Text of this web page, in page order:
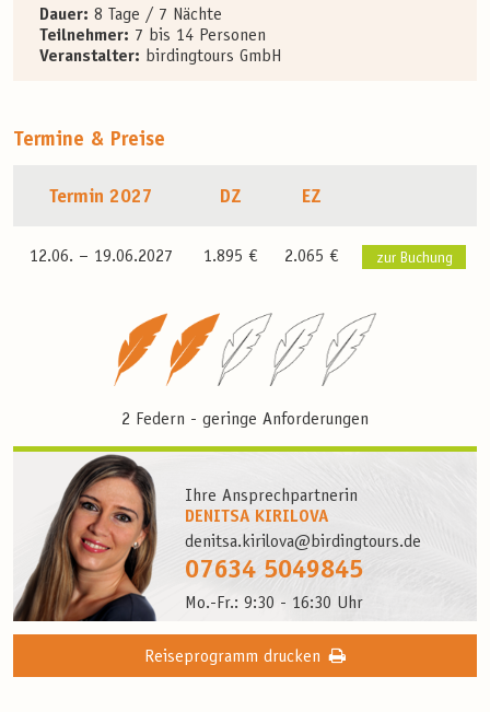
Dauer: 8 Tage / 7 Nächte
Teilnehmer: 7 bis 14 Personen
Veranstalter: birdingtours GmbH
Termine & Preise
Termin 2027 DZ EZ
12.06. – 19.06.2027 1.895 € 2.065 € zur Buchung
2 Federn - geringe Anforderungen
Ihre Ansprechpartnerin
DENITSA KIRILOVA
denitsa.kirilova@birdingtours.de
07634 5049845
Mo.-Fr.: 9:30 - 16:30 Uhr
Reiseprogramm drucken